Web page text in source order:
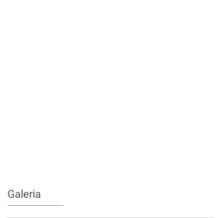
Galeria